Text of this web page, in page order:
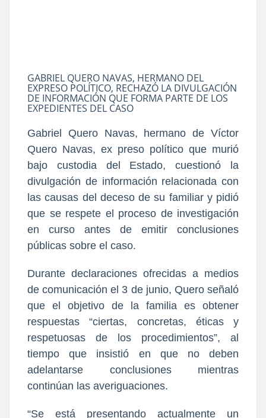
GABRIEL QUERO NAVAS, HERMANO DEL
EXPRESO POLÍTICO, RECHAZÓ LA DIVULGACIÓN
DE INFORMACIÓN QUE FORMA PARTE DE LOS
EXPEDIENTES DEL CASO
Gabriel Quero Navas, hermano de Víctor
Quero Navas, ex preso político que murió
bajo custodia del Estado, cuestionó la
divulgación de información relacionada con
las causas del deceso de su familiar y pidió
que se respete el proceso de investigación
en curso antes de emitir conclusiones
públicas sobre el caso.
Durante declaraciones ofrecidas a medios
de comunicación el 3 de junio, Quero señaló
que el objetivo de la familia es obtener
respuestas “ciertas, concretas, éticas y
respetuosas de los procedimientos”, al
tiempo que insistió en que no deben
adelantarse conclusiones mientras
continúan las averiguaciones.
“Se está presentando actualmente un